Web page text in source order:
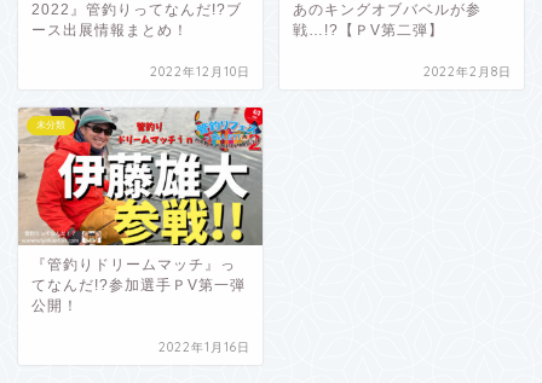
2022』管釣りってなんだ!?ブ
ース出展情報まとめ！
2022年12月10日
あのキングオブバベルが参
戦…!?【ＰV第二弾】
2022年2月8日
未分類
『管釣りドリームマッチ』っ
てなんだ!?参加選手ＰV第一弾
公開！
2022年1月16日